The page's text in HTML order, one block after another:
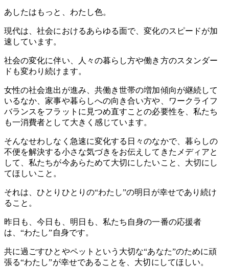
あしたはもっと、わたし色。
現代は、社会におけるあらゆる面で、変化のスピードが加
速しています。
社会の変化に伴い、人々の暮らし方や働き方のスタンダー
ドも変わり続けます。
女性の社会進出が進み、共働き世帯の増加傾向が継続して
いるなか、家事や暮らしへの向き合い方や、ワークライフ
バランスをフラットに見つめ直すことの必要性を、私たち
も一消費者として大きく感じています。
そんなせわしなく急速に変化する日々のなかで、暮らしの
不便を解決する小さな気づきをお伝えしてきたメディアと
して、私たちが今あらためて大切にしたいこと、大切にし
てほしいこと。
それは、ひとりひとりの“わたし”の明日が幸せであり続け
ること。
昨日も、今日も、明日も、私たち自身の一番の応援者
は、“わたし”自身です。
共に過ごすひとやペットという大切な“あなた”のために頑
張る“わたし”が幸せであることを、大切にしてほしい。